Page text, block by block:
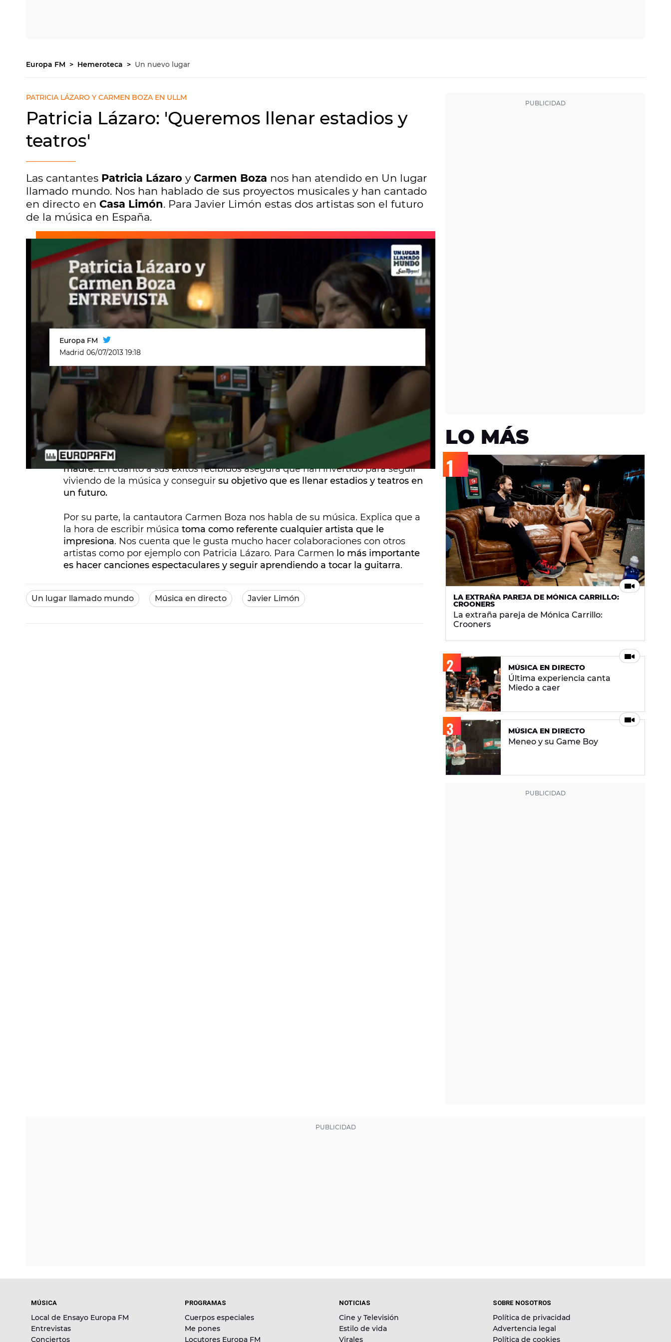
Europa FM Hemeroteca Un nuevo lugar
PATRICIA LÁZARO Y CARMEN BOZA EN ULLM
Patricia Lázaro: 'Queremos llenar estadios y
teatros'
Las cantantes Patricia Lázaro y Carmen Boza nos han atendido en Un lugar
llamado mundo. Nos han hablado de sus proyectos musicales y han cantado
en directo en Casa Limón. Para Javier Limón estas dos artistas son el futuro
de la música en España.
Europa FM
Madrid 06/07/2013 19:18
Patricia Lázaro Carmen Bozahan pasado por los micrófonos de Un lugar
llamado mundo donde nos han presentado sus últimos proyectos musicales.
Además han cantado a dúo en directo en nuestro estudio,
Casa Limón.
La cantante Patricia Lázaro nos explica el motivo del nombre de su último
disco.Todo saldrá bien mamá
es el nombre de su último trabajo y explica que
este título se lo ha puesto
para ser más positiva y centrarse en la figura de su
madre. En cuanto a sus éxitos recibidos asegura que han invertido para seguir
viviendo de la música y conseguir su objetivo que es llenar estadios y teatros en
un futuro.
Por su parte, la cantautora Carmen Boza nos habla de su música. Explica que a
la hora de escribir música toma como referente cualquier artista que le
impresiona. Nos cuenta que le gusta mucho hacer colaboraciones con otros
artistas como por ejemplo con Patricia Lázaro. Para Carmen lo más importante
es hacer canciones espectaculares y seguir aprendiendo a tocar la guitarra.
Un lugar llamado mundo Música en directo Javier Limón
LO MÁS
LA EXTRAÑA PAREJA DE MÓNICA CARRILLO:
CROONERS
La extraña pareja de Mónica Carrillo:
Crooners
MÚSICA EN DIRECTO
Última experiencia canta
Miedo a caer
MÚSICA EN DIRECTO
Meneo y su Game Boy
MÚSICA
Local de Ensayo Europa FM
Entrevistas
Conciertos
PROGRAMAS
Cuerpos especiales
Me pones
Locutores Europa FM
NOTICIAS
Cine y Televisión
Estilo de vida
Virales
SOBRE NOSOTROS
Política de privacidad
Advertencia legal
Política de cookies